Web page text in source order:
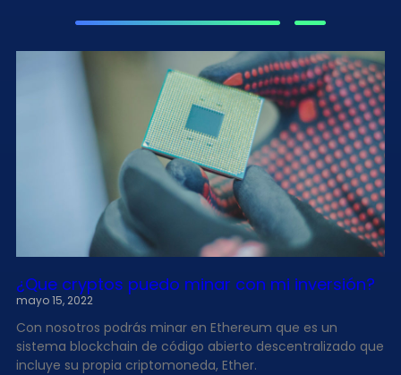
¿Que cryptos puedo minar con mi inversión?
mayo 15, 2022
Con nosotros podrás minar en Ethereum que es un
sistema blockchain de código abierto descentralizado que
incluye su propia criptomoneda, Ether.